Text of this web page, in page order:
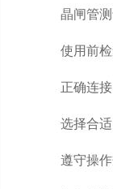
晶闸管测
使用前检查
正确连接：
选择合适的
遵守操作规